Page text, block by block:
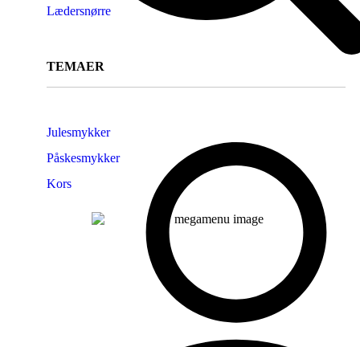
Lædersnørre
TEMAER
Julesmykker
Påskesmykker
Kors